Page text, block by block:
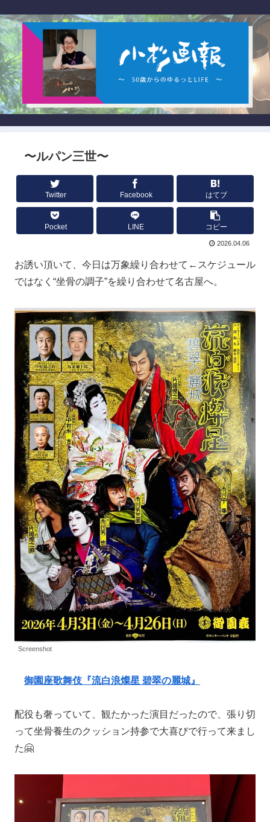
〜ルパン三世〜
Twitter Facebook はてブ
Pocket LINE コピー
2026.04.06
お誘い頂いて、今日は万象繰り合わせて←スケジュール
ではなく“坐骨の調子”を繰り合わせて名古屋へ。
Screenshot
御園座歌舞伎『流白浪燦星 碧翠の麗城』
配役も奢っていて、観たかった演目だったので、張り切
って坐骨養生のクッション持参で大喜びで行って来まし
た🤗